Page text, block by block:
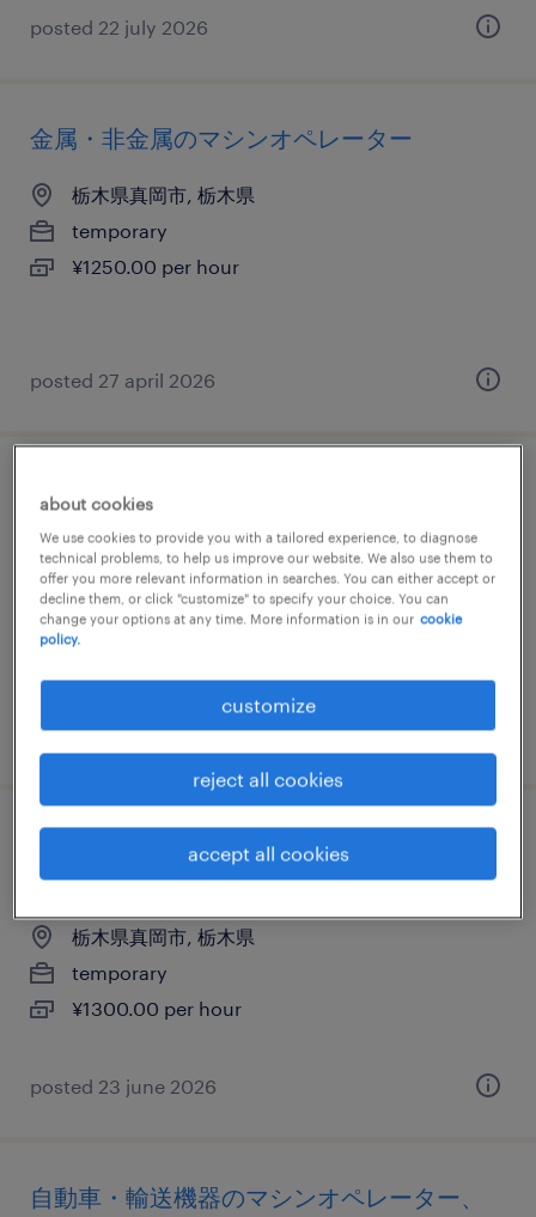
posted 22 july 2026
金属・非金属のマシンオペレーター
栃木県真岡市, 栃木県
temporary
¥1250.00 per hour
posted 27 april 2026
自動車・輸送機器のマシンオペレーター
栃木県真岡市, 栃木県
temporary
¥1600.00 per hour
posted 9 july 2026
医薬品・医療機器の検査、仕分け・ピッキ
ング・梱包
栃木県真岡市, 栃木県
temporary
¥1300.00 per hour
posted 23 june 2026
自動車・輸送機器のマシンオペレーター、
about cookies
We use cookies to provide you with a tailored experience, to diagnose
technical problems, to help us improve our website. We also use them to
offer you more relevant information in searches. You can either accept or
decline them, or click "customize" to specify your choice. You can
change your options at any time. More information is in our cookie
policy.
customize
reject all cookies
accept all cookies